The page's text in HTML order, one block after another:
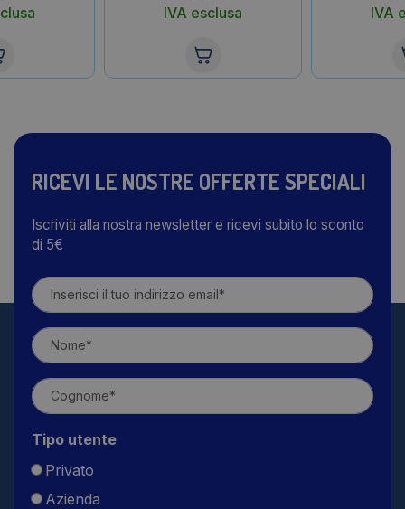
IVA esclusa IVA
RICEVI LE NOSTRE OFFERTE SPECIALI
Iscriviti alla nostra newsletter e ricevi subito lo sconto
di 5€
Tipo utente
Privato
Azienda